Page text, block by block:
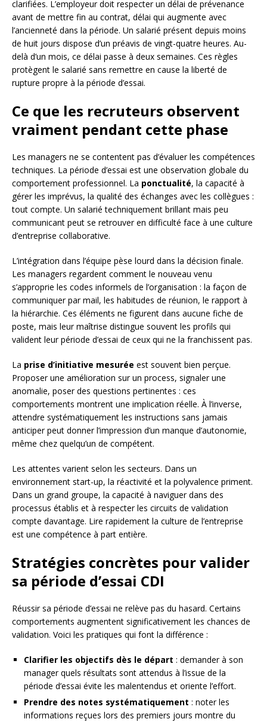
clarifiées. L’employeur doit respecter un délai de prévenance
avant de mettre fin au contrat, délai qui augmente avec
l’ancienneté dans la période. Un salarié présent depuis moins
de huit jours dispose d’un préavis de vingt-quatre heures. Au-
delà d’un mois, ce délai passe à deux semaines. Ces règles
protègent le salarié sans remettre en cause la liberté de
rupture propre à la période d’essai.
Ce que les recruteurs observent
vraiment pendant cette phase
Les managers ne se contentent pas d’évaluer les compétences
techniques. La période d’essai est une observation globale du
comportement professionnel. La ponctualité, la capacité à
gérer les imprévus, la qualité des échanges avec les collègues :
tout compte. Un salarié techniquement brillant mais peu
communicant peut se retrouver en difficulté face à une culture
d’entreprise collaborative.
L’intégration dans l’équipe pèse lourd dans la décision finale.
Les managers regardent comment le nouveau venu
s’approprie les codes informels de l’organisation : la façon de
communiquer par mail, les habitudes de réunion, le rapport à
la hiérarchie. Ces éléments ne figurent dans aucune fiche de
poste, mais leur maîtrise distingue souvent les profils qui
valident leur période d’essai de ceux qui ne la franchissent pas.
La prise d’initiative mesurée est souvent bien perçue.
Proposer une amélioration sur un process, signaler une
anomalie, poser des questions pertinentes : ces
comportements montrent une implication réelle. À l’inverse,
attendre systématiquement les instructions sans jamais
anticiper peut donner l’impression d’un manque d’autonomie,
même chez quelqu’un de compétent.
Les attentes varient selon les secteurs. Dans un
environnement start-up, la réactivité et la polyvalence priment.
Dans un grand groupe, la capacité à naviguer dans des
processus établis et à respecter les circuits de validation
compte davantage. Lire rapidement la culture de l’entreprise
est une compétence à part entière.
Stratégies concrètes pour valider
sa période d’essai CDI
Réussir sa période d’essai ne relève pas du hasard. Certains
comportements augmentent significativement les chances de
validation. Voici les pratiques qui font la différence :
Clarifier les objectifs dès le départ : demander à son
manager quels résultats sont attendus à l’issue de la
période d’essai évite les malentendus et oriente l’effort.
Prendre des notes systématiquement : noter les
informations reçues lors des premiers jours montre du